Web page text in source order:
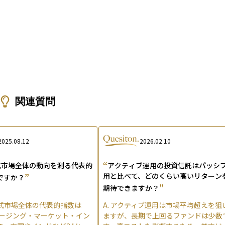
関連質問
場全体の動向を測る代表的
すか？ ”
市場全体の代表的指数は
ジング・マーケット・イン
2026.02.10
“アクティブ運用の投資信託はパッシ
用と比べて、どのくらい高いリターン
期待できますか？ ”
A. アクティブ運用は市場平均超えを狙
ますが、長期で上回るファンドは少数